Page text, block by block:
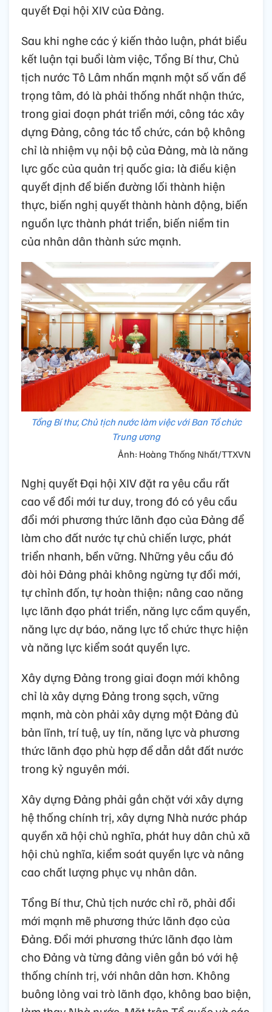
quyết Đại hội XIV của Đảng.
Sau khi nghe các ý kiến thảo luận, phát biểu
kết luận tại buổi làm việc, Tổng Bí thư, Chủ
tịch nước Tô Lâm nhấn mạnh một số vấn đề
trọng tâm, đó là phải thống nhất nhận thức,
trong giai đoạn phát triển mới, công tác xây
dựng Đảng, công tác tổ chức, cán bộ không
chỉ là nhiệm vụ nội bộ của Đảng, mà là năng
lực gốc của quản trị quốc gia; là điều kiện
quyết định để biến đường lối thành hiện
thực, biến nghị quyết thành hành động, biến
nguồn lực thành phát triển, biến niềm tin
của nhân dân thành sức mạnh.
Tổng Bí thư, Chủ tịch nước làm việc với Ban Tổ chức
Trung ương
Ảnh: Hoàng Thống Nhất/TTXVN
Nghị quyết Đại hội XIV đặt ra yêu cầu rất
cao về đổi mới tư duy, trong đó có yêu cầu
đổi mới phương thức lãnh đạo của Đảng để
làm cho đất nước tự chủ chiến lược, phát
triển nhanh, bền vững. Những yêu cầu đó
đòi hỏi Đảng phải không ngừng tự đổi mới,
tự chỉnh đốn, tự hoàn thiện; nâng cao năng
lực lãnh đạo phát triển, năng lực cầm quyền,
năng lực dự báo, năng lực tổ chức thực hiện
và năng lực kiểm soát quyền lực.
Xây dựng Đảng trong giai đoạn mới không
chỉ là xây dựng Đảng trong sạch, vững
mạnh, mà còn phải xây dựng một Đảng đủ
bản lĩnh, trí tuệ, uy tín, năng lực và phương
thức lãnh đạo phù hợp để dẫn dắt đất nước
trong kỷ nguyên mới.
Xây dựng Đảng phải gắn chặt với xây dựng
hệ thống chính trị, xây dựng Nhà nước pháp
quyền xã hội chủ nghĩa, phát huy dân chủ xã
hội chủ nghĩa, kiểm soát quyền lực và nâng
cao chất lượng phục vụ nhân dân.
Tổng Bí thư, Chủ tịch nước chỉ rõ, phải đổi
mới mạnh mẽ phương thức lãnh đạo của
Đảng. Đổi mới phương thức lãnh đạo làm
cho Đảng và từng đảng viên gắn bó với hệ
thống chính trị, với nhân dân hơn. Không
buông lỏng vai trò lãnh đạo, không bao biện,